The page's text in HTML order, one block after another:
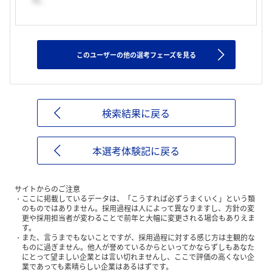
このユーザーの他の選考フェーズを見る
検索結果に戻る
本選考体験記に戻る
サイトからのご注意
ここに掲載しているデータは、「こうすれば必ずうまくいく」という類
のものではありません。採用過程は人によって異なりますし、方針の変
更や採用担当者が変わることで前年と大幅に変更される場合もありえま
す。
また、言うまでもないことですが、採用過程に対する感じ方は主観的な
ものに過ぎません。他人が誉めているからといってかならずしもあなた
にとって望ましい企業とは言い切れませんし、ここで評価の高くない企
業であっても素晴らしい企業はあるはずです。